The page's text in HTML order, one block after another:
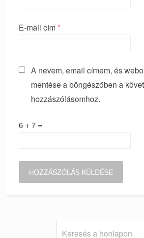
E-mail cím *
A nevem, email címem, és
mentése a böngészőben a
hozzászólásomhoz.
6 + 7 =